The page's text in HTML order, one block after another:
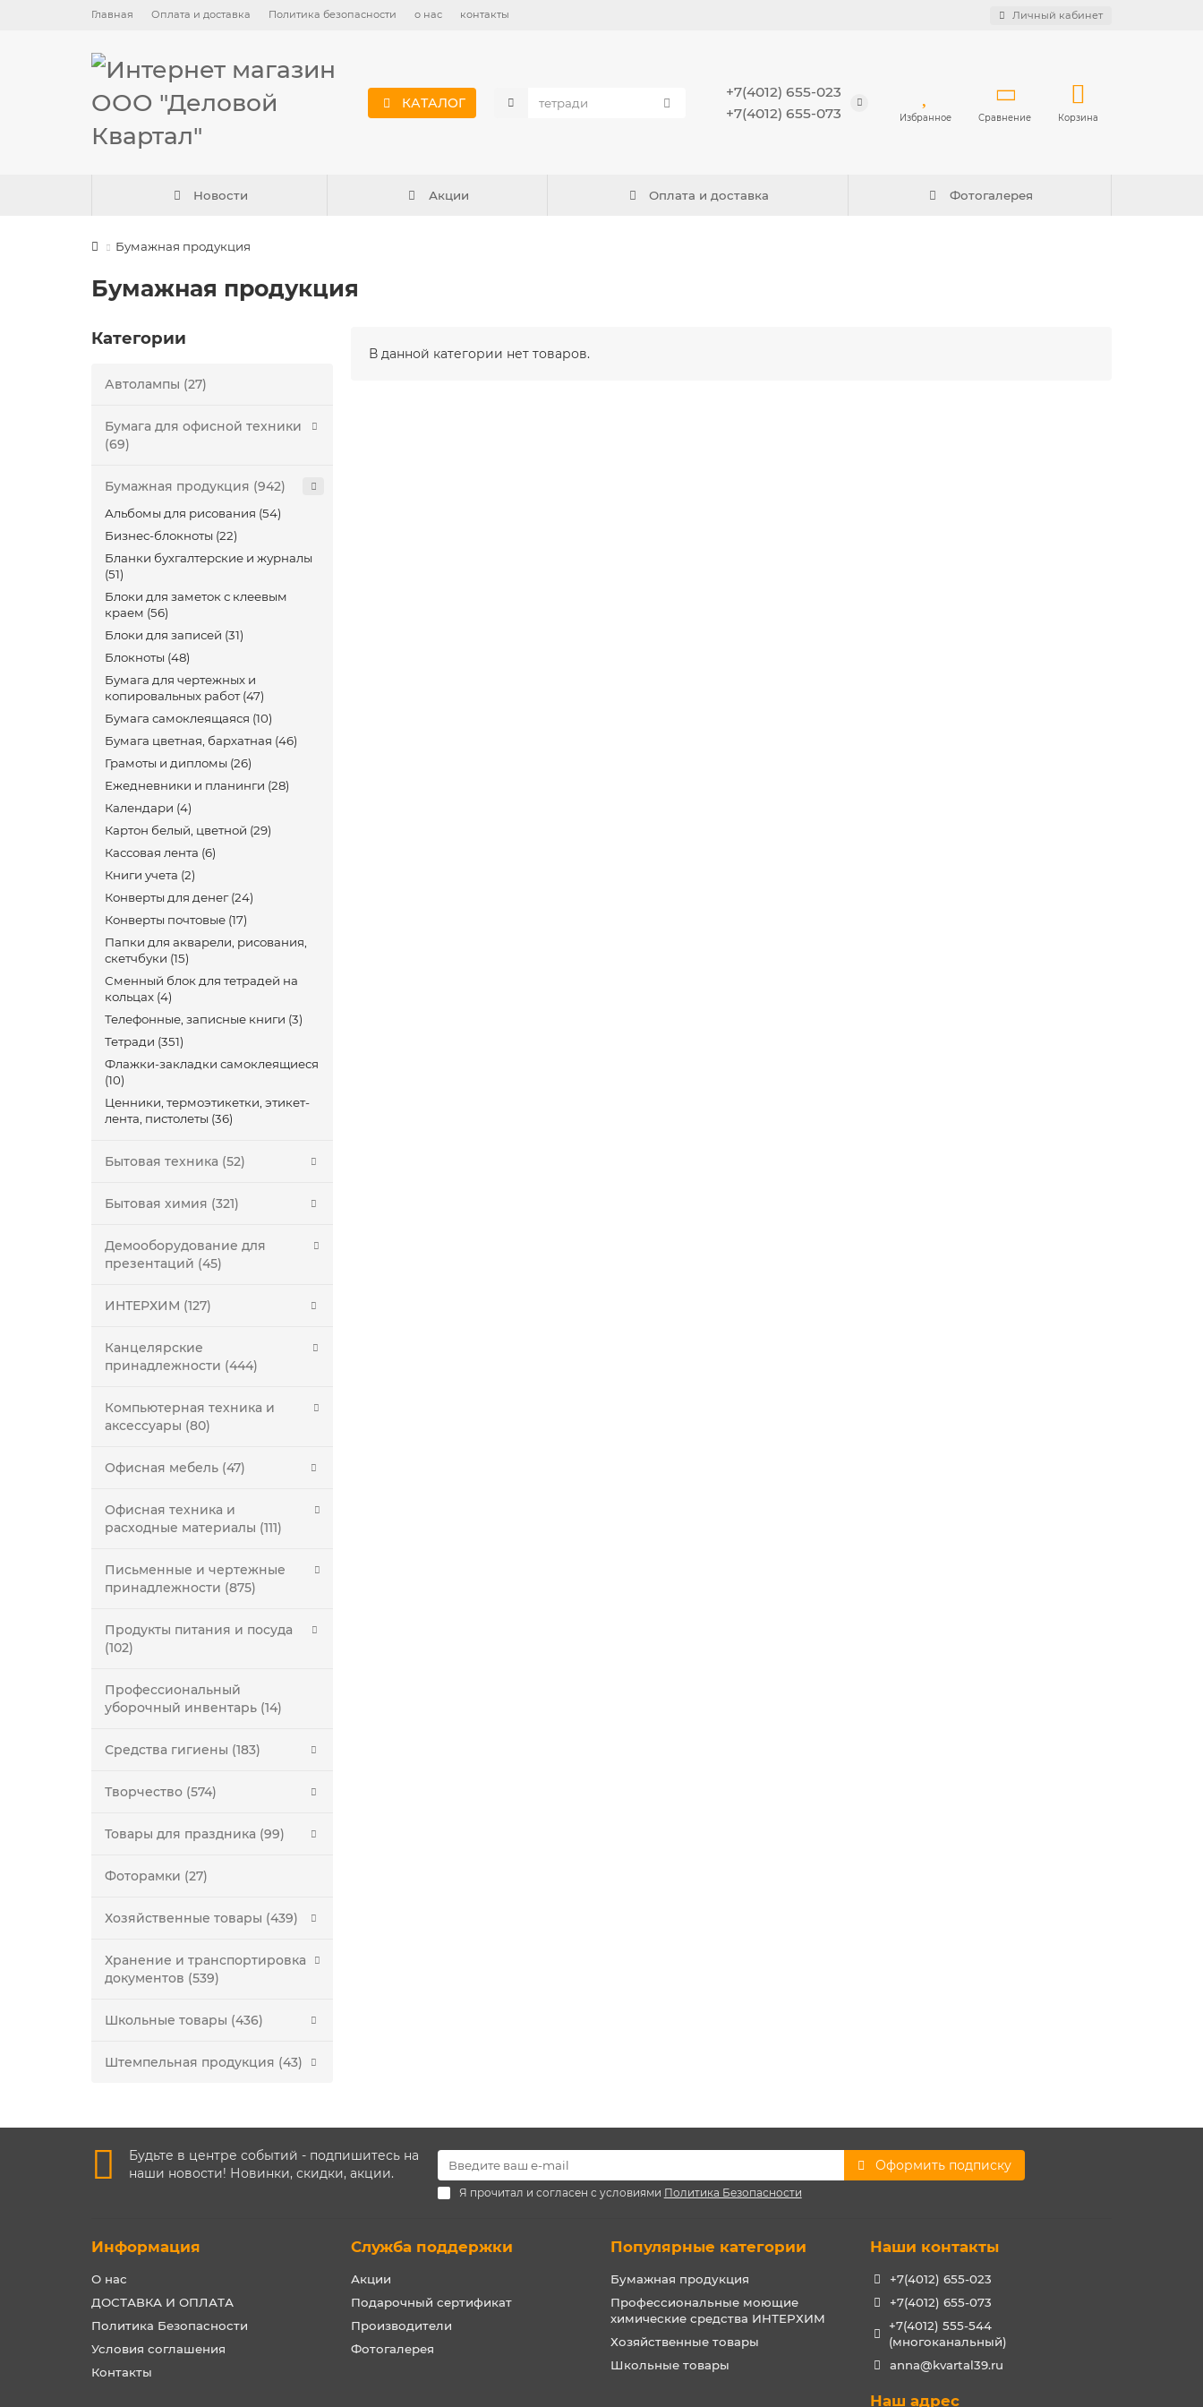
Главная Оплата и доставка Политика безопасности о нас контакты Личный кабинет
КАТАЛОГ
+7(4012) 655-023
+7(4012) 655-073
Избранное Сравнение Корзина
Новости Акции Оплата и доставка Фотогалерея
Бумажная продукция
Бумажная продукция
Категории
Автолампы (27)
Бумага для офисной техники
(69)
Бумажная продукция (942)
Альбомы для рисования (54)
Бизнес-блокноты (22)
Бланки бухгалтерские и журналы
(51)
Блоки для заметок с клеевым
краем (56)
Блоки для записей (31)
Блокноты (48)
Бумага для чертежных и
копировальных работ (47)
Бумага самоклеящаяся (10)
Бумага цветная, бархатная (46)
Грамоты и дипломы (26)
Ежедневники и планинги (28)
Календари (4)
Картон белый, цветной (29)
Кассовая лента (6)
Книги учета (2)
Конверты для денег (24)
Конверты почтовые (17)
Папки для акварели, рисования,
скетчбуки (15)
Сменный блок для тетрадей на
кольцах (4)
Телефонные, записные книги (3)
Тетради (351)
Флажки-закладки самоклеящиеся
(10)
Ценники, термоэтикетки, этикет-
лента, пистолеты (36)
Бытовая техника (52)
Бытовая химия (321)
Демооборудование для
презентаций (45)
ИНТЕРХИМ (127)
Канцелярские
принадлежности (444)
Компьютерная техника и
аксессуары (80)
Офисная мебель (47)
Офисная техника и
расходные материалы (111)
Письменные и чертежные
принадлежности (875)
Продукты питания и посуда
(102)
Профессиональный
уборочный инвентарь (14)
Средства гигиены (183)
Творчество (574)
Товары для праздника (99)
Фоторамки (27)
Хозяйственные товары (439)
Хранение и транспортировка
документов (539)
Школьные товары (436)
Штемпельная продукция (43)
В данной категории нет товаров.
Будьте в центре событий - подпишитесь на
наши новости! Новинки, скидки, акции.
Оформить подписку
Я прочитал и согласен с условиями Политика Безопасности
Информация
О нас
ДОСТАВКА И ОПЛАТА
Политика Безопасности
Условия соглашения
Контакты
Служба поддержки
Акции
Подарочный сертификат
Производители
Фотогалерея
Популярные категории
Бумажная продукция
Профессиональные моющие
химические средства ИНТЕРХИМ
Хозяйственные товары
Школьные товары
Наши контакты
+7(4012) 655-023
+7(4012) 655-073
+7(4012) 555-544
(многоканальный)
anna@kvartal39.ru
Наш адрес